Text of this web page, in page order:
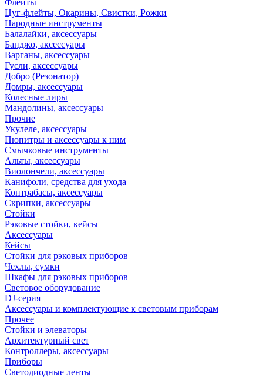
Флейты
Цуг-флейты, Окарины, Свистки, Рожки
Народные инструменты
Балалайки, аксессуары
Банджо, аксессуары
Варганы, аксессуары
Гусли, аксессуары
Добро (Резонатор)
Домры, аксессуары
Колесные лиры
Мандолины, аксессуары
Прочие
Укулеле, аксессуары
Пюпитры и аксессуары к ним
Смычковые инструменты
Альты, аксессуары
Виолончели, аксессуары
Канифоли, средства для ухода
Контрабасы, аксессуары
Скрипки, аксессуары
Стойки
Рэковые стойки, кейсы
Аксессуары
Кейсы
Стойки для рэковых приборов
Чехлы, сумки
Шкафы для рэковых приборов
Световое оборудование
DJ-серия
Аксессуары и комплектующие к световым приборам
Прочее
Стойки и элеваторы
Архитектурный свет
Контроллеры, аксессуары
Приборы
Светодиодные ленты